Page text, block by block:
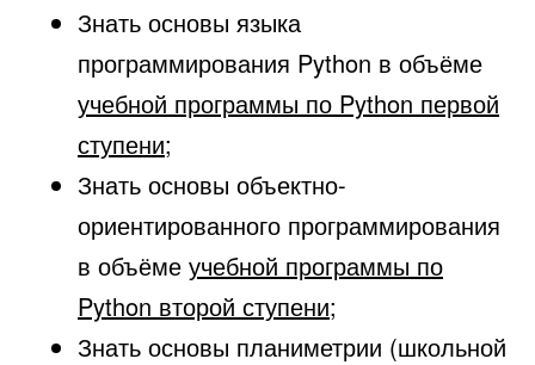
Знать основы языка
программирования Python в объёме
учебной программы по Python первой
ступени;
Знать основы объектно-
ориентированного программирования
в объёме учебной программы по
Python второй ступени;
Знать основы планиметрии (школьной